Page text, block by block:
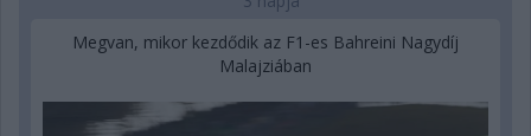
Megvan, mikor kezdődik az F1-es Bahreini Nagydíj
Malajziában